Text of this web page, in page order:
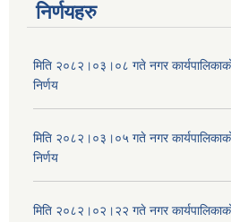
निर्णयहरु
मिति २०८२।०३।०८ गते नगर
निर्णय
मिति २०८२।०३।०५ गते नगर
निर्णय
मिति २०८२।०२।२२ गते नगर